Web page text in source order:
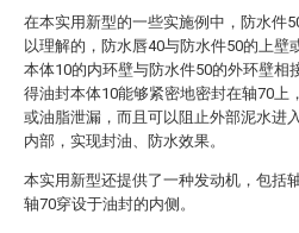
在本实用新型的一些实施例中，防水件
以理解的，防水唇40与防水件50的上壁
本体10的内环壁与防水件50的外环壁相
得油封本体10能够紧密地密封在轴70上
或油脂泄漏，而且可以阻止外部泥水进
内部，实现封油、防水效果。
本实用新型还提供了一种发动机，包括
轴70穿设于油封的内侧。